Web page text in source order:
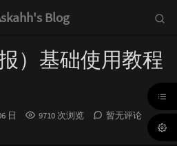
Blog
）基础使用教程
日 9710 次浏览
暂无评论